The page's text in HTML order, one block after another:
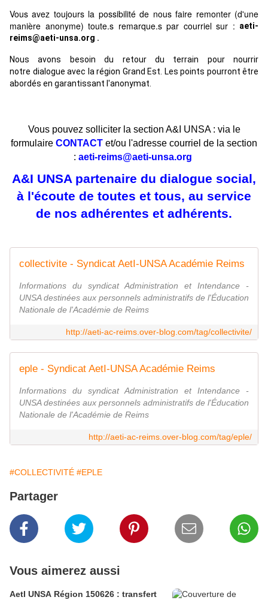
Vous avez toujours la possibilité de nous faire remonter (d'une
manière anonyme) toute.s remarque.s par courriel sur : aeti-
reims@aeti-unsa.org .
Nous avons besoin du retour du terrain pour nourrir
notre dialogue avec la région Grand Est. Les points pourront être
abordés en garantissant l'anonymat.
Vous pouvez solliciter la section A&I UNSA : via le
formulaire CONTACT et/ou l'adresse courriel de la section
: aeti-reims@aeti-unsa.org
A&I UNSA partenaire du dialogue social,
à l'écoute de toutes et tous, au service
de nos adhérentes et adhérents.
collectivite - Syndicat AetI-UNSA Académie Reims
Informations du syndicat Administration et Intendance -
UNSA destinées aux personnels administratifs de l'Éducation
Nationale de l'Académie de Reims
http://aeti-ac-reims.over-blog.com/tag/collectivite/
eple - Syndicat AetI-UNSA Académie Reims
Informations du syndicat Administration et Intendance -
UNSA destinées aux personnels administratifs de l'Éducation
Nationale de l'Académie de Reims
http://aeti-ac-reims.over-blog.com/tag/eple/
#COLLECTIVITÉ #EPLE
Partager
Vous aimerez aussi
AetI UNSA Région 150626 : transfert